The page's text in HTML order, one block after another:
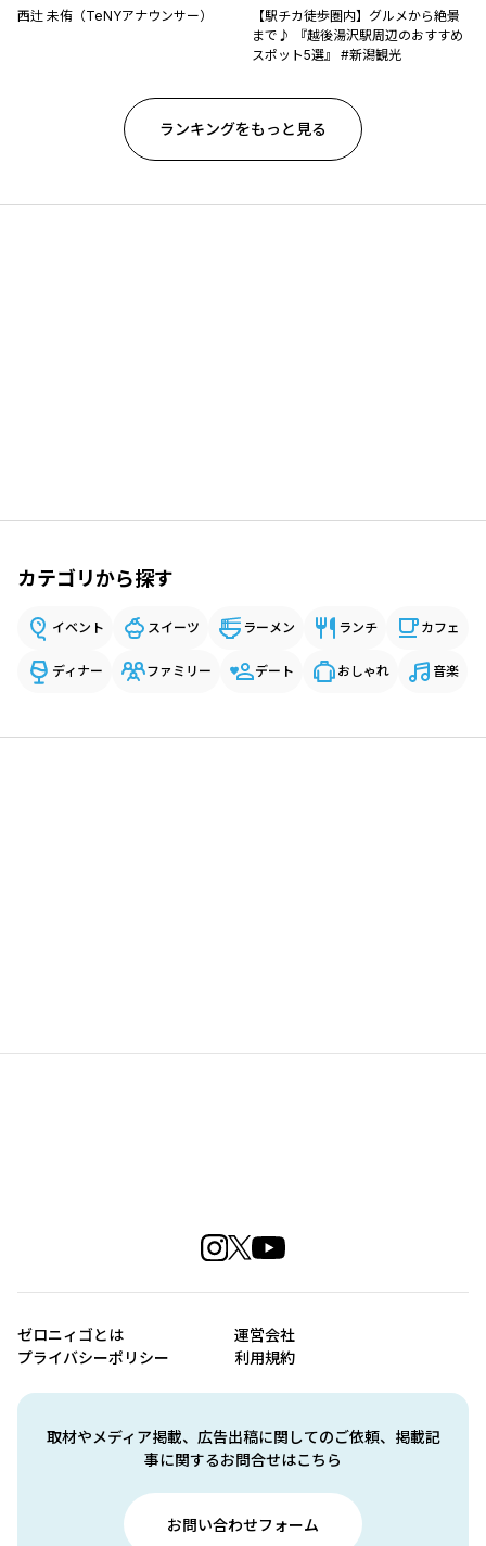
西辻 未侑（TeNYアナウンサー）
【駅チカ徒歩圏内】グルメから絶景
まで♪ 『越後湯沢駅周辺のおすすめ
スポット5選』 #新潟観光
ランキングをもっと見る
カテゴリから探す
イベント スイーツ ラーメン ランチ カフェ
ディナー ファミリー デート おしゃれ 音楽
取材やメディア掲載、広告出稿に関してのご依頼、掲載記
事に関するお問合せはこちら
お問い合わせフォーム
ゼロニィゴとは
運営会社
プライバシーポリシー
利用規約